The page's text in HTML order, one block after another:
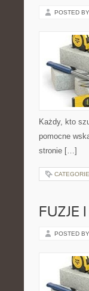
POSTED
Każdy, kto
pomocne
stronie […]
FUZJE
POSTED